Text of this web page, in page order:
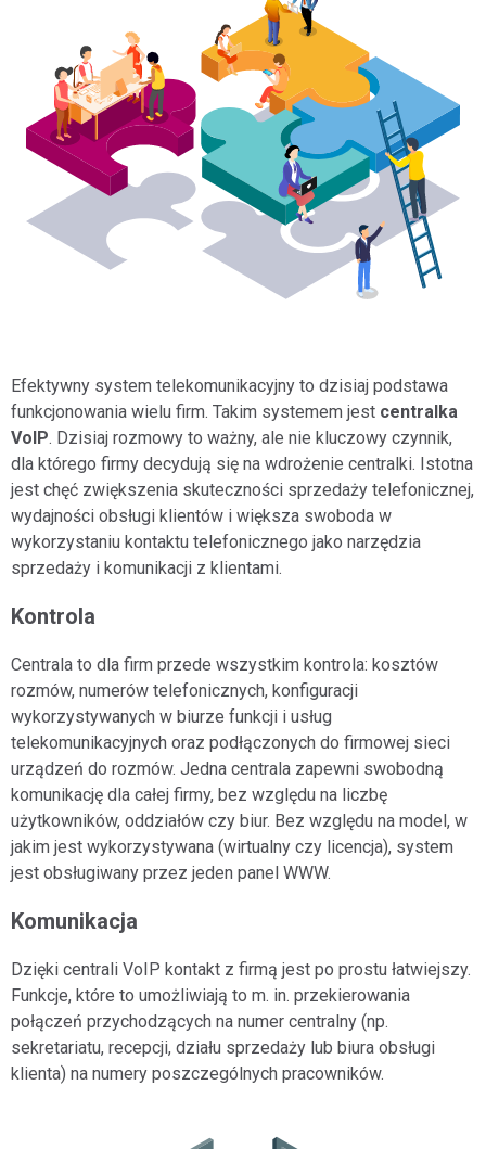
Efektywny system telekomunikacyjny to dzisiaj podstawa
funkcjonowania wielu firm. Takim systemem jest centralka
VoIP. Dzisiaj rozmowy to ważny, ale nie kluczowy czynnik,
dla którego firmy decydują się na wdrożenie centralki. Istotna
jest chęć zwiększenia skuteczności sprzedaży telefonicznej,
wydajności obsługi klientów i większa swoboda w
wykorzystaniu kontaktu telefonicznego jako narzędzia
sprzedaży i komunikacji z klientami.
Kontrola
Centrala to dla firm przede wszystkim kontrola: kosztów
rozmów, numerów telefonicznych, konfiguracji
wykorzystywanych w biurze funkcji i usług
telekomunikacyjnych oraz podłączonych do firmowej sieci
urządzeń do rozmów. Jedna centrala zapewni swobodną
komunikację dla całej firmy, bez względu na liczbę
użytkowników, oddziałów czy biur. Bez względu na model, w
jakim jest wykorzystywana (wirtualny czy licencja), system
jest obsługiwany przez jeden panel WWW.
Komunikacja
Dzięki centrali VoIP kontakt z firmą jest po prostu łatwiejszy.
Funkcje, które to umożliwiają to m. in. przekierowania
połączeń przychodzących na numer centralny (np.
sekretariatu, recepcji, działu sprzedaży lub biura obsługi
klienta) na numery poszczególnych pracowników.